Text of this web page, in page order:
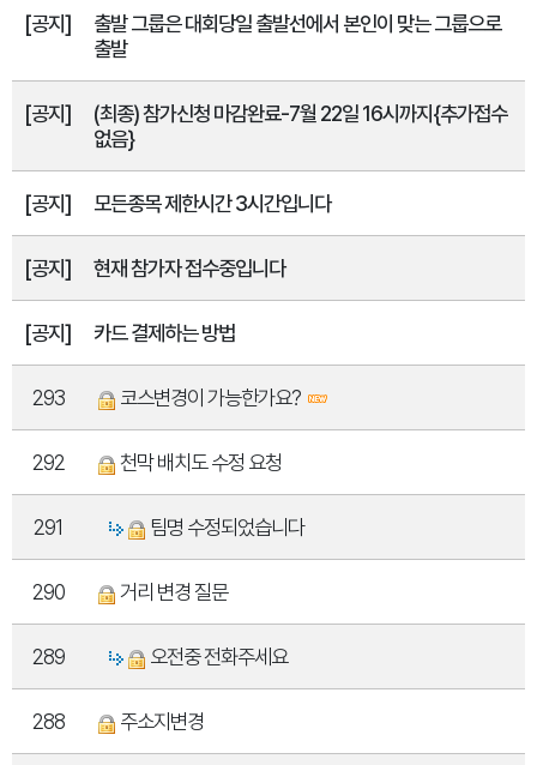
[공지]
출발 그룹은 대회당일 출발선에서 본인이 맞는 그룹으로
출발
[공지]
(최종) 참가신청 마감완료-7월 22일 16시까지{추가접수
없음}
[공지] 모든종목 제한시간 3시간입니다
[공지] 현재 참가자 접수중입니다
[공지] 카드 결제하는 방법
293 코스변경이 가능한가요?
292 천막 배치도 수정 요청
291 팀명 수정되었습니다
290 거리 변경 질문
289 오전중 전화주세요
288 주소지변경